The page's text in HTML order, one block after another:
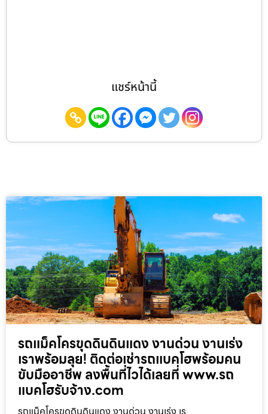
แชร์หน้านี้
รถแม็คโครขุดดินดินแดง งานด่วน งานเร่ง
เราพร้อมลุย! ติดต่อเช่ารถแบคโฮพร้อมคน
ขับมืออาชีพ ลงพื้นที่ไวได้เลยที่ www.รถ
แบคโฮรับจ้าง.com